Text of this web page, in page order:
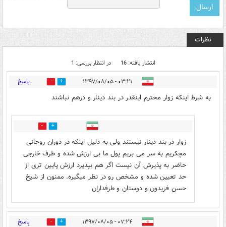
نظرات
انتشار یافته: 16 در انتظار بررسی: 1
۰۳:۲۱ - ۱۳۹۷/۰۸/۰۵ 11 پاسخ
به شرط اینکه زوار محترم اینقدر در بند دینار و درهم نباشند
22
زوار در بند دینار نیستند ولی به دلیل اینکه در دوران روحانی
مچکریم به سر می بریم پول ما بی ارزش شده و طرف خارجی
حاضر به پذیرش آن نیست اگر هم بپذیرد ارزش پایین تری از
حد تعیین شده و مشخص رو در نظر میگیره. ممنون از شیخ
حسن فریدون و دوستان و طرفداران
۰۷:۲۴ - ۱۳۹۷/۰۸/۰۵ 25 پاسخ